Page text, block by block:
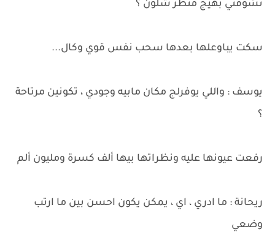
تشوفني بهيج منظر شلون ؟
سكت يباوعلها بعدها سحب نفس قوي وكال...
يوسف : واللي يوفرلج مكان مابيه وجودي ، تكونين مرتاحة
؟
رفعت عيونها عليه ونظراتها بيها ألف كسرة ومليون ألم
ريحانة : ما ادري ، اي ، يمكن يكون احسن بين ما ارتب
وضعي